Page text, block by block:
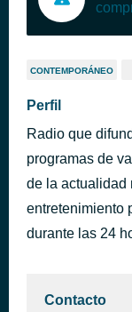
CONTEMPORÁNEO
Perfil
Radio que
programas de
de la actualidad
entretenimiento
durante las 24
Contacto